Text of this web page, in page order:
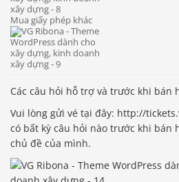
Mua giấy phép khác
Các câu hỏi hỗ trợ và trước khi bán
Vui lòng gửi vé tại đây: http://
có bất kỳ câu hỏi nào trước khi bán
chủ đề của mình.